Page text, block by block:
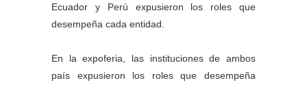
Ecuador y Perú expusieron los roles que
desempeña cada entidad.
En la expoferia, las instituciones de ambos
país expusieron los roles que desempeña